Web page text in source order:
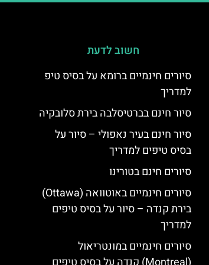
חשוב לדעת
סיורים חינמיים ברומא על בסיס טיפ
למדריך
סיור חינם בברטיסלבה בירת סלובקיה
סיור חינם בעיר נאפולי – סיור על
בסיס טיפים למדריך
סיורים חינם בטורינו
סיורים חינמיים באוטוואה (Ottawa)
בירת קנדה – סיור על בסיס טיפים
למדריך
סיורים חינמיים במונטריאול